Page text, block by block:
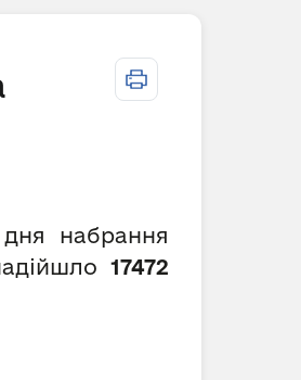
дня набрання
17472